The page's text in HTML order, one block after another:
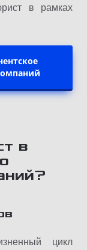
в рамках
в
цикл